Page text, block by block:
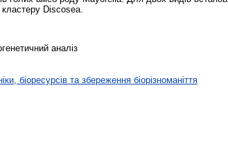
Discosea.
аналіз
біоресурсів та збереження біорізноманіття